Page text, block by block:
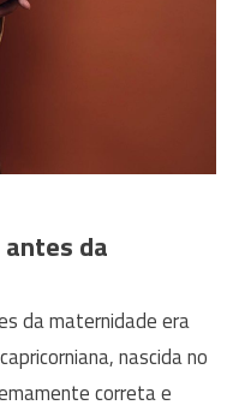
antes da
da maternidade era
nascida no
correta e